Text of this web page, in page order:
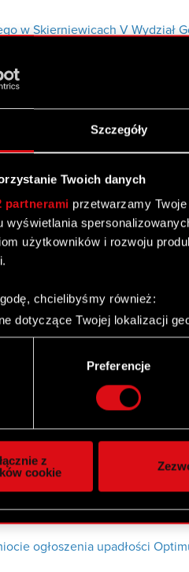
Szczegóły
Twoich danych
partnerami przetwarzamy
wyświetlania
użytkowników i rozwoju
chcielibyśmy również:
dotyczące Twojej lokalizacji
urządzenie, aktywnie
tego, jak Twoje osobiste
plików cookie możesz
do spersonalizowania
i analitycznym.
lub uzyskanymi podczas
plików cookie.
Preferencje
z
cookie
w Skierniewicach V Wydział
obowiązkowych składek ZUS
ogłoszenia upadłości